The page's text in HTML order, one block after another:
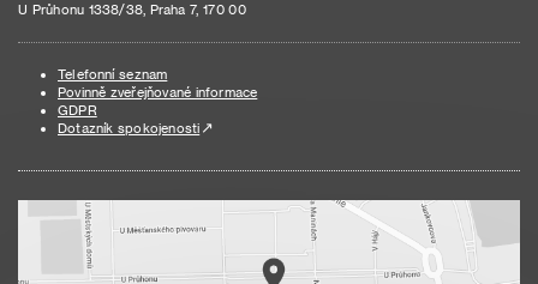
U Průhonu 1338/38, Praha 7, 170 00
Telefonní seznam
Povinně zveřejňované informace
GDPR
Dotazník spokojenosti